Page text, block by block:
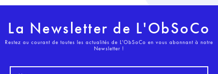
La Newsletter de L'ObSoCo
Restez au courant de toutes les actualités de L'ObSoCo en vous abonnant à notre
Newsletter !